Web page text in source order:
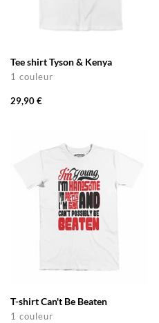
Tee shirt Tyson & Kenya
1 couleur
29,90 €
T-shirt Can't Be Beaten
1 couleur